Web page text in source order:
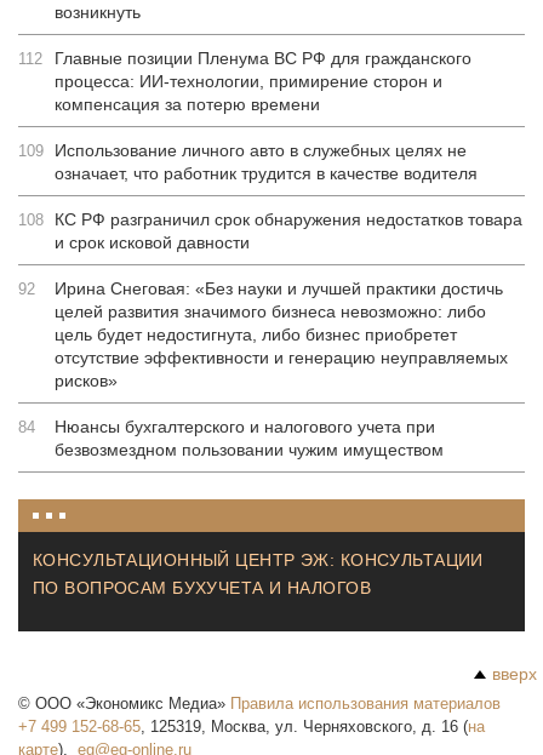
возникнуть
112
Главные позиции Пленума ВС РФ для гражданского
процесса: ИИ-технологии, примирение сторон и
компенсация за потерю времени
109
Использование личного авто в служебных целях не
означает, что работник трудится в качестве водителя
108
КС РФ разграничил срок обнаружения недостатков товара
и срок исковой давности
92
Ирина Снеговая: «Без науки и лучшей практики достичь
целей развития значимого бизнеса невозможно: либо
цель будет недостигнута, либо бизнес приобретет
отсутствие эффективности и генерацию неуправляемых
рисков»
84
Нюансы бухгалтерского и налогового учета при
безвозмездном пользовании чужим имуществом
КОНСУЛЬТАЦИОННЫЙ ЦЕНТР ЭЖ: КОНСУЛЬТАЦИИ
ПО ВОПРОСАМ БУХУЧЕТА И НАЛОГОВ
вверх
© ООО «Экономикс Медиа» Правила использования материалов
+7 499 152-68-65 125319 Москва ул. Черняховского, д. 16 (на
карте),